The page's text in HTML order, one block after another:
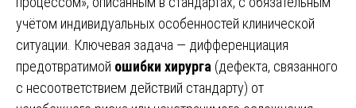
учётом индивидуальных особенностей клинической
ситуации. Ключевая задача — дифференциация
предотвратимой ошибки хирурга (дефекта, связанного
с несоответствием действий стандарту) от